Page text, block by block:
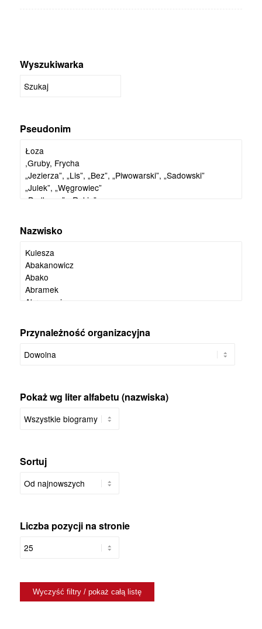
Wyszukiwarka
Pseudonim
Nazwisko
Przynależność organizacyjna
Pokaż wg liter alfabetu (nazwiska)
Sortuj
Liczba pozycji na stronie